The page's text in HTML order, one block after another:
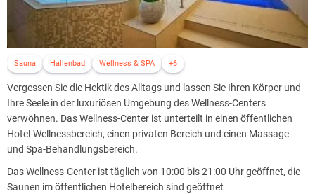
Sauna Hallenbad Wellness & SPA +6
Vergessen Sie die Hektik des Alltags und lassen Sie Ihren Körper und
Ihre Seele in der luxuriösen Umgebung des Wellness-Centers
verwöhnen. Das Wellness-Center ist unterteilt in einen öffentlichen
Hotel-Wellnessbereich, einen privaten Bereich und einen Massage-
und Spa-Behandlungsbereich.
Das Wellness-Center ist täglich von 10:00 bis 21:00 Uhr geöffnet, die
Saunen im öffentlichen Hotelbereich sind geöffnet